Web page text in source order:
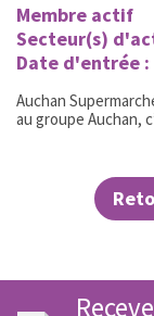
Membre actif
Secteur(s)
Date d'entrée :
Auchan
au groupe Auchan,